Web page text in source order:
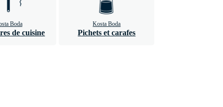
Boda
de cuisine
Kosta Boda
Pichets et carafes